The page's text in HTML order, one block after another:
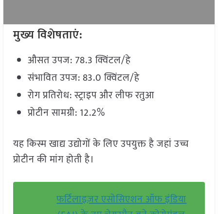
मुख्य विशेषताएं:
औसत उपज: 78.3 क्विंटल/हे
संभावित उपज: 83.0 क्विंटल/हे
रोग प्रतिरोध: स्ट्राइप और लीफ रतुआ
प्रोटीन सामग्री: 12.2%
यह किस्म खाद्य उद्योगों के लिए उपयुक्त है जहां उच्च
प्रोटीन की मांग होती है।
फर्टिलाइज़र एसोसिएशन ऑफ इंडिया